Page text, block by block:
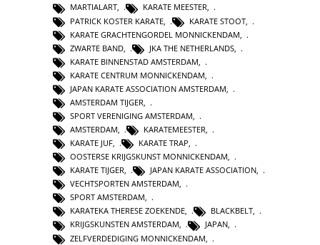
MARTIALART, KARATE MEESTER,
PATRICK KOSTER KARATE
KARATE STOOT
KARATE GRACHTENGORDEL MONNICKENDAM
ZWARTE BAND
JKA THE NETHERLANDS
KARATE BINNENSTAD AMSTERDAM
KARATE CENTRUM MONNICKENDAM
JAPAN KARATE ASSOCIATION AMSTERDAM
AMSTERDAM TIJGER
SPORT VERENIGING AMSTERDAM
AMSTERDAM, KARATEMEESTER,
KARATE JUF, KARATE TRAP,
OOSTERSE KRIJGSKUNST MONNICKENDAM,
KARATE TIJGER, JAPAN KARATE ASSOCIATION,
VECHTSPORTEN AMSTERDAM,
SPORT AMSTERDAM,
KARATEKA THERESE ZOEKENDE, BLACKBELT,
KRIJGSKUNSTEN AMSTERDAM, JAPAN,
ZELFVERDEDIGING MONNICKENDAM